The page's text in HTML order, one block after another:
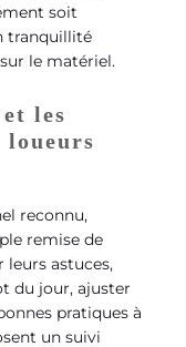
soit
tranquillité
le matériel.
et les
loueurs
reconnu,
remise de
astuces,
du jour, ajuster
pratiques à
un suivi